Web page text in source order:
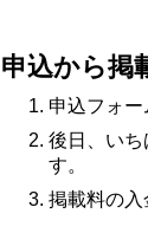
申込から掲
申込フォー
後日、い
す。
掲載料の入